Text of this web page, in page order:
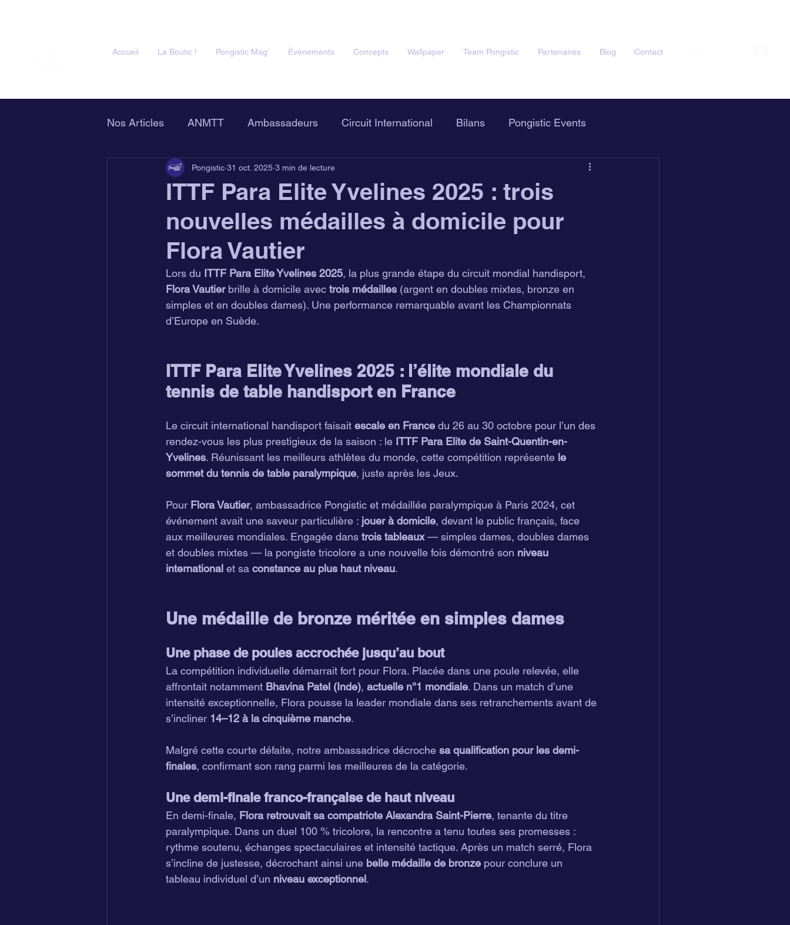
Accueil La Boutic ! Pongistic Mag' Évènements Concepts Wallpaper Team Pongistic Partenaires Blog Contact
Nos Articles ANMTT Ambassadeurs Circuit International Bilans Pongistic Events
Clubs Partenaires Pongistic Mag' La Boutic !
ITTF Para Elite Yvelines 2025 : trois
nouvelles médailles à domicile pour
Flora Vautier
Pongistic 31 oct. 2025 3 min de lecture
Lors du ITTF Para Elite Yvelines 2025, la plus grande étape du circuit mondial handisport,
Flora Vautier brille à domicile avec trois médailles (argent en doubles mixtes, bronze en
simples et en doubles dames). Une performance remarquable avant les Championnats
d’Europe en Suède.
ITTF Para Elite Yvelines 2025 : l’élite mondiale du
tennis de table handisport en France
Le circuit international handisport faisait escale en France du 26 au 30 octobre pour l’un des
rendez-vous les plus prestigieux de la saison : le ITTF Para Elite de Saint-Quentin-en-
Yvelines. Réunissant les meilleurs athlètes du monde, cette compétition représente le
sommet du tennis de table paralympique, juste après les Jeux.
Pour Flora Vautier, ambassadrice Pongistic et médaillée paralympique à Paris 2024, cet
événement avait une saveur particulière : jouer à domicile, devant le public français, face
aux meilleures mondiales. Engagée dans trois tableaux — simples dames, doubles dames
et doubles mixtes — la pongiste tricolore a une nouvelle fois démontré son niveau
international et sa constance au plus haut niveau.
Une médaille de bronze méritée en simples dames
Une phase de poules accrochée jusqu’au bout
La compétition individuelle démarrait fort pour Flora. Placée dans une poule relevée, elle
affrontait notamment Bhavina Patel (Inde), actuelle n°1 mondiale. Dans un match d’une
intensité exceptionnelle, Flora pousse la leader mondiale dans ses retranchements avant de
s’incliner 14–12 à la cinquième manche.
Malgré cette courte défaite, notre ambassadrice décroche sa qualification pour les demi-
finales, confirmant son rang parmi les meilleures de la catégorie.
Une demi-finale franco-française de haut niveau
En demi-finale, Flora retrouvait sa compatriote Alexandra Saint-Pierre, tenante du titre
paralympique. Dans un duel 100 % tricolore, la rencontre a tenu toutes ses promesses :
rythme soutenu, échanges spectaculaires et intensité tactique. Après un match serré, Flora
s’incline de justesse, décrochant ainsi une belle médaille de bronze pour conclure un
tableau individuel d’un niveau exceptionnel.